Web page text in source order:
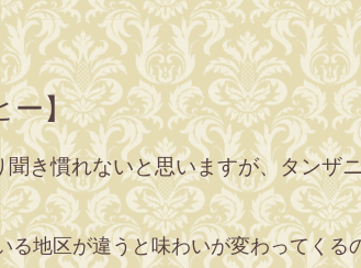
ー】
き慣れないと思いますが、タンザ
る地区が違うと味わいが変わってく